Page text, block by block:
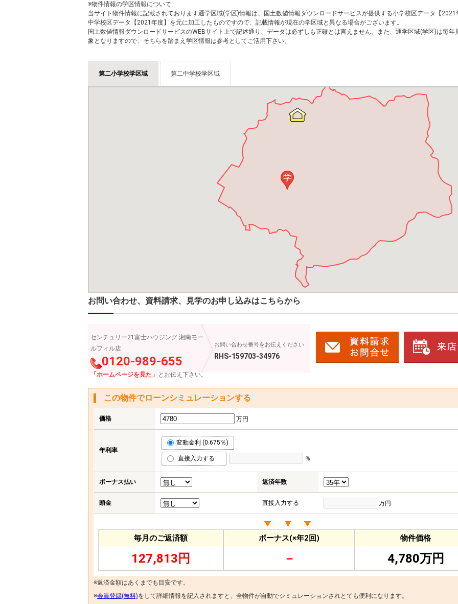
※物件情報の学区情報について
当サイト物件情報に記載されております通学区域(学区)情報は、国土数値情報ダウンロードサービスが提供する小学校区データ【2021
中学校区データ【2021年度】を元に加工したものですので、記載情報が現在の学区域と異なる場合がございます。
国土数値情報ダウンロードサービスのWEBサイト上で記述通り、データは必ずしも正確とは言えません。また、通学区域(学区)は毎年
象となりますので、そちらを踏まえ学区情報は参考としてご活用下さい。
第二小学校学区域 第二中学校学区域
学
お問い合わせ、資料請求、見学のお申し込みはこちらから
センチュリー21富士ハウジング 湘南モー
ルフィル店
0120-989-655
「ホームページを見た」 とお伝え下さい。
お問い合わせ番号をお伝えください
RHS-159703-34976
この物件でローンシミュレーションする
価格 万円
年利率
変動金利 (0.675％)
直接入力する ％
ボーナス払い 返済年数
頭金 直接入力する 万円
毎月のご返済額
127,813円
ボーナス(×年2回)
－
物件価格
4,780万円
※返済金額はあくまでも目安です。
※会員登録(無料)をして詳細情報を記入されますと、全物件が自動でシミュレーションされとても便利になります。